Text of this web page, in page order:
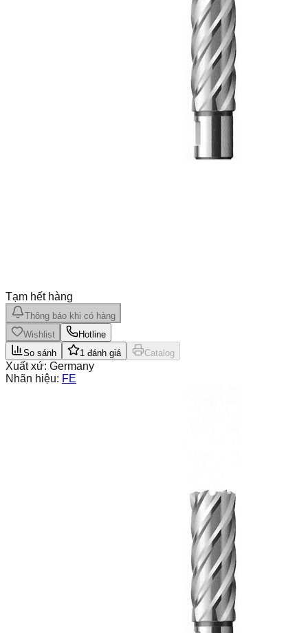
Tạm hết hàng
Thông báo khi có hàng
Wishlist
Hotline
So sánh
1 đánh giá Catalog
Xuất xứ: Germany
Nhãn hiệu: FE